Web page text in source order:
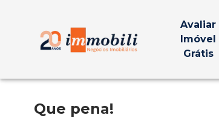
Avaliar
Imóvel
Grátis
Que pena!